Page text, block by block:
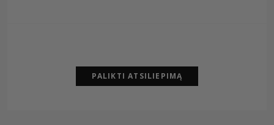
PALIKTI ATSILIEPIMĄ